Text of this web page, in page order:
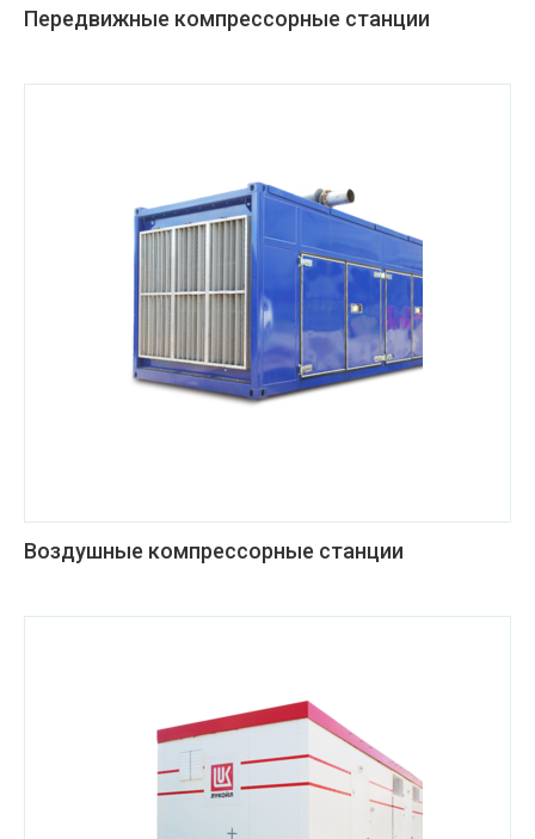
Передвижные компрессорные станции
Воздушные компрессорные станции